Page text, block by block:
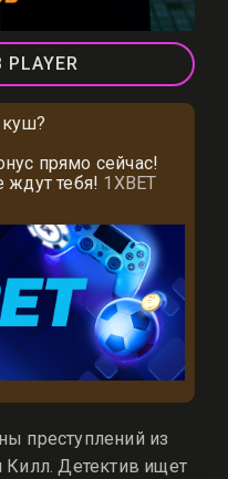
прямо сейчас!
ждут тебя! 1XBET
преступлений из
Килл. Детектив ищет